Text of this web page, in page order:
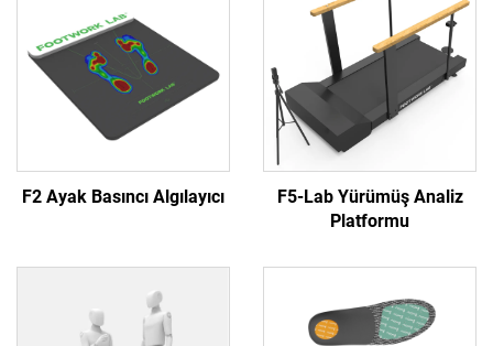
F2 Ayak Basıncı Algılayıcı
F5-Lab Yürümüş Analiz
Platformu